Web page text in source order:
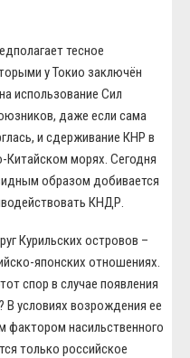
тесное
у Токио заключён
использование Сил
даже если сама
и сдерживание КНР в
морях. Сегодня
образом добивается
КНДР.
Курильских островов –
японских отношениях.
спор в случае появления
В условиях возрождения ее
насильственного
только российское